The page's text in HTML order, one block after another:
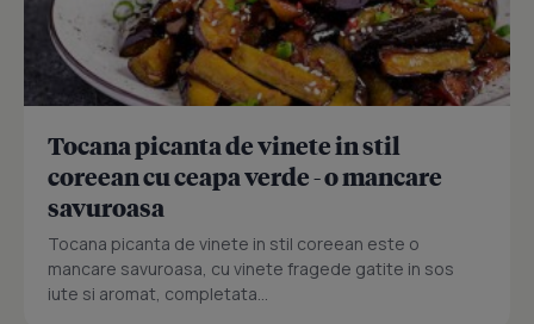
Tocana picanta de vinete in stil
coreean cu ceapa verde - o mancare
savuroasa
Tocana picanta de vinete in stil coreean este o
mancare savuroasa, cu vinete fragede gatite in sos
iute si aromat, completata...